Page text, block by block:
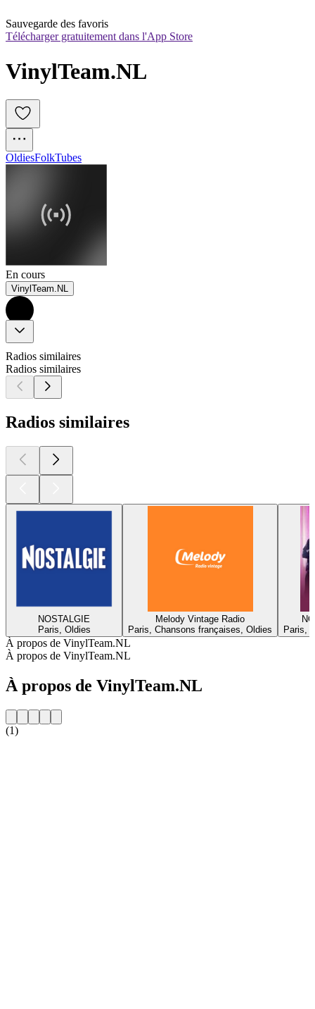
Sauvegarde des favoris
Télécharger gratuitement dans l'App Store
VinylTeam.NL
OldiesFolkTubes
En cours
VinylTeam.NL
Radios similaires
Radios similaires
Radios similaires
NOSTALGIE
Paris, Oldies
Melody Vintage Radio
Paris, Chansons françaises, Oldies
Paris,
À propos de VinylTeam.NL
À propos de VinylTeam.NL
À propos de VinylTeam.NL
(1)